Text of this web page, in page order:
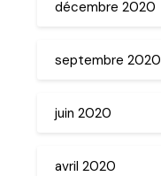
décembre 2020
septembre 2020
juin 2020
avril 2020